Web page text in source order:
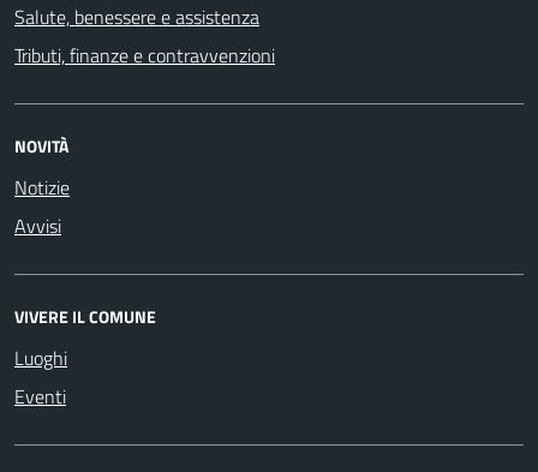
Salute, benessere e assistenza
Tributi, finanze e contravvenzioni
NOVITÀ
Notizie
Avvisi
VIVERE IL COMUNE
Luoghi
Eventi